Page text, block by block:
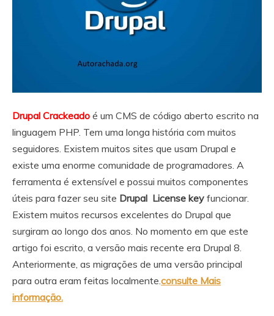
Drupal Crackeado é um CMS de código aberto escrito na
linguagem PHP. Tem uma longa história com muitos
seguidores. Existem muitos sites que usam Drupal e
existe uma enorme comunidade de programadores. A
ferramenta é extensível e possui muitos componentes
úteis para fazer seu site Drupal License key funcionar.
Existem muitos recursos excelentes do Drupal que
surgiram ao longo dos anos. No momento em que este
artigo foi escrito, a versão mais recente era Drupal 8.
Anteriormente, as migrações de uma versão principal
para outra eram feitas localmente.consulte Mais
informação.